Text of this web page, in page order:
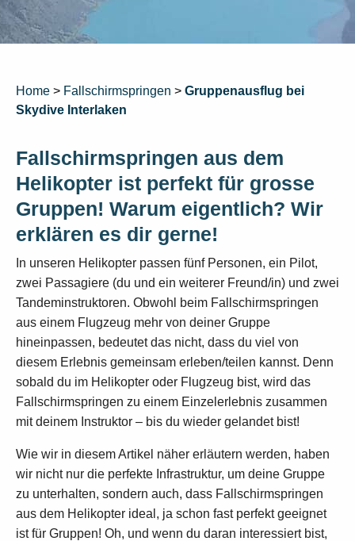
Home > Fallschirmspringen > Gruppenausflug bei
Skydive Interlaken
Fallschirmspringen aus dem
Helikopter ist perfekt für grosse
Gruppen! Warum eigentlich? Wir
erklären es dir gerne!
In unseren Helikopter passen fünf Personen, ein Pilot,
zwei Passagiere (du und ein weiterer Freund/in) und zwei
Tandeminstruktoren. Obwohl beim Fallschirmspringen
aus einem Flugzeug mehr von deiner Gruppe
hineinpassen, bedeutet das nicht, dass du viel von
diesem Erlebnis gemeinsam erleben/teilen kannst. Denn
sobald du im Helikopter oder Flugzeug bist, wird das
Fallschirmspringen zu einem Einzelerlebnis zusammen
mit deinem Instruktor – bis du wieder gelandet bist!
Wie wir in diesem Artikel näher erläutern werden, haben
wir nicht nur die perfekte Infrastruktur, um deine Gruppe
zu unterhalten, sondern auch, dass Fallschirmspringen
aus dem Helikopter ideal, ja schon fast perfekt geeignet
ist für Gruppen! Oh, und wenn du daran interessiert bist,